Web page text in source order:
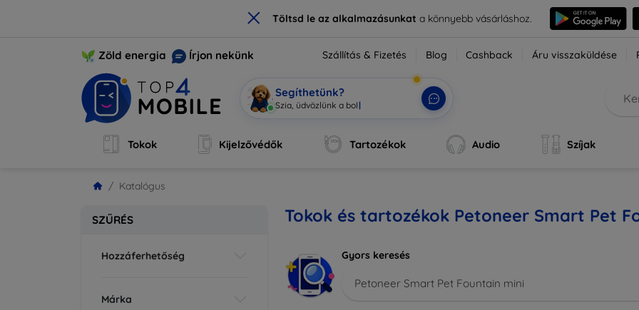
× Töltsd le az alkalmazásunkata könnyebb vásárláshoz.
Zöld energia Írjon nekünk Szállítás & Fizetés Blog Cashback Áru visszaküldése
Segíthetünk?
Mo|
Tokok Kijelzővédők Tartozékok Audio Szíjak
Katalógus
SZŰRÉS
Hozzáferhetőség
Márka
Tokok és tartozékok Petoneer Smart Pet
Gyors keresés
Petoneer Smart Pet Fountain mini